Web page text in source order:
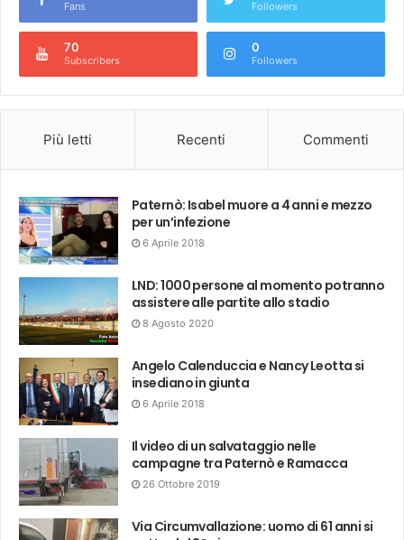
Fans Followers
70
Subscribers
0
Followers
Più letti Recenti Commenti
Paternò: Isabel muore a 4 anni e mezzo
per un’infezione
6 Aprile 2018
LND: 1000 persone al momento potranno
assistere alle partite allo stadio
8 Agosto 2020
Angelo Calenduccia e Nancy Leotta si
insediano in giunta
6 Aprile 2018
Il video di un salvataggio nelle
campagne tra Paternò e Ramacca
26 Ottobre 2019
Via Circumvallazione: uomo di 61 anni si